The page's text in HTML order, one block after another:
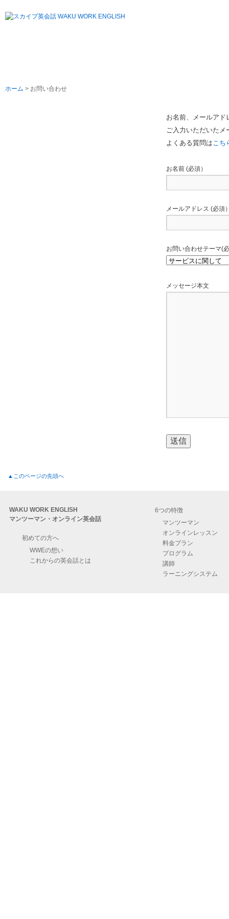
ホーム > お問い合わせ
お名前、メールアド
ご入力いただいたメ
よくある質問はこち
お名前 (必須）
メールアドレス (必須
お問い合わせテーマ(
メッセージ本文
▲このページの先頭へ
WAKU WORK ENGLISH
マンツーマン・オンライン英会話
初めての方へ
WWEの想い
これからの英会話とは
6つの特徴
マンツーマン
オンラインレッスン
料金プラン
プログラム
講師
ラーニングシステム